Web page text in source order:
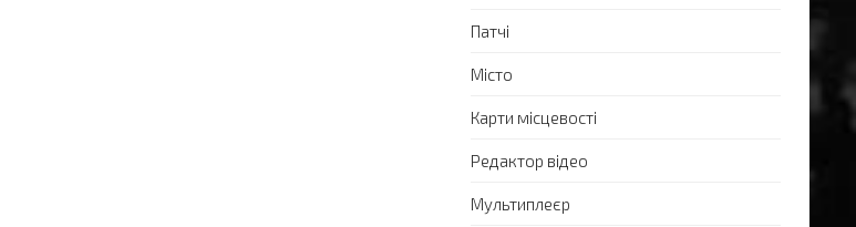
Патчі
Місто
Карти місцевості
Редактор відео
Мультиплеєр